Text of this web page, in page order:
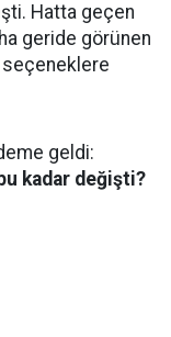
Hatta geçen
geride görünen
seçeneklere
geldi:
kadar değişti?